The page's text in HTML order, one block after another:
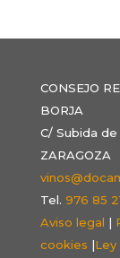
CONSEJO
BORJA
C/ Subida
ZARAGOZA
Tel. 976 85
Aviso legal |
cookies |Ley